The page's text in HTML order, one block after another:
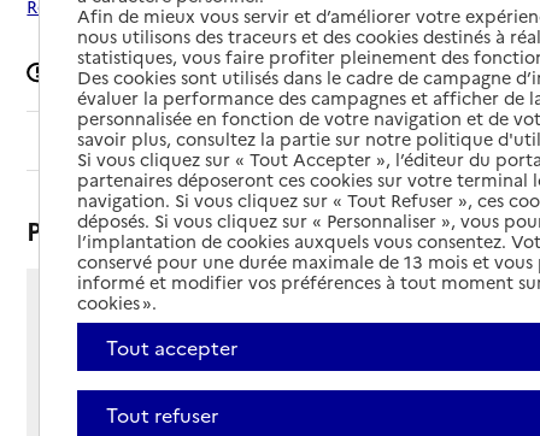
Rechercher les établissements autour de Carcassonne
Signaler une erreur
Sommaire
Présentation
65 allée d'Iéna
BP 584
11000 - Carcassonne
Voir itinéraire
Téléphone :
Afin de mieux vous servir et d’améliorer votre
nous utilisons des traceurs et des cookies destinés à
statistiques, vous faire profiter pleinement des
Des cookies sont utilisés dans le cadre de campagne
évaluer la performance des campagnes et afficher de
personnalisée en fonction de votre navigation et de
savoir plus, consultez la partie sur notre politique
Si vous cliquez sur « Tout Accepter », l’éditeur du
partenaires déposeront ces cookies sur votre terminal
navigation. Si vous cliquez sur « Tout Refuser », ces
déposés. Si vous cliquez sur « Personnaliser », vous
l’implantation de cookies auxquels vous consentez.
conservé pour une durée maximale de 13 mois et
informé et modifier vos préférences à tout moment
cookies ».
Tout accepter
Tout refuser